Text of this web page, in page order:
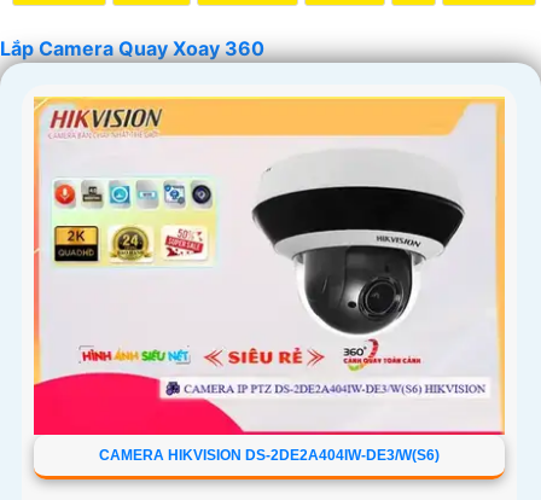
Lắp Camera Quay Xoay 360
CAMERA HIKVISION DS-2DE2A404IW-DE3/W(S6)